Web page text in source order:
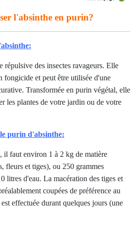
l'absinthe en purin?
répulsive des insectes ravageurs. Elle
fongicide et peut être utilisée d'une
Transformée en purin végétal, elle
les plantes de votre jardin ou de votre
purin d'absinthe:
il faut environ 1 à 2 kg de matière
fleurs et tiges), ou 250 grammes
litres d'eau. La macération des tiges et
coupées de préférence au
effectuée durant quelques jours (une